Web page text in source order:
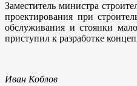
Заместитель министра
проектирования при
обслуживания и стоянки
приступил к разработке
Иван Коблов